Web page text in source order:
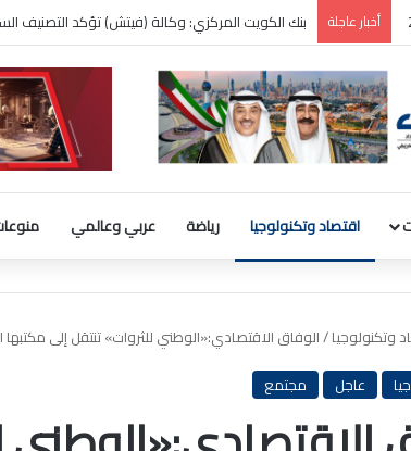
أخبار عاجلة ترامب: سأطعن على حكم وقف بناء قاعة الاحتفالات
اقتصاد وتكنولوجيا رياضة عربي وعالمي
وتكنولوجيا/الوفاق الاقتصادي:«الوطني للثروات» تنتقل إلى مكتبها
عاجل مجتمع